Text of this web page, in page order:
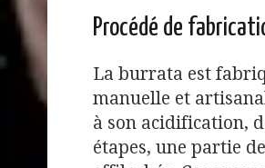
Procédé de
La burrata est
manuelle et
à son acidification,
étapes, une partie